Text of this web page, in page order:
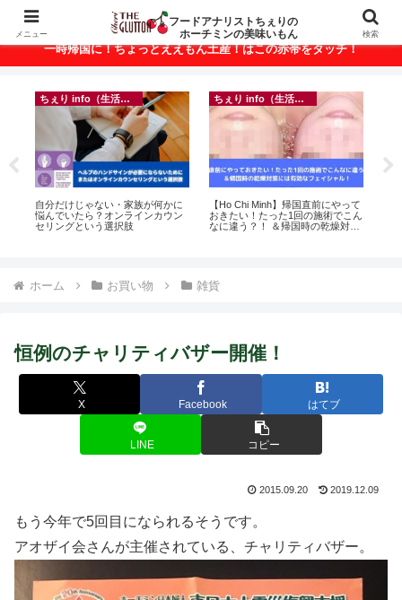
ベトナム・ホーチミンの美味いもんが満載！
一時帰国に！ちょっとええもん土産！はこの赤帯をタッチ！
ちぇり info（生活情報）
自分だけじゃない・家族が何かに
悩んでいたら？オンラインカウン
セリングという選択肢
ちぇり info（生活情報）
【Ho Chi Minh】帰国直前にやって
おきたい！たった1回の施術でこん
なに違う？！ ＆帰国時の乾燥対策
ホーム お買い物 雑貨
恒例のチャリティバザー開催！
X Facebook はてブ
LINE コピー
2015.09.20 2019.12.09
もう今年で5回目になられるそうです。
アオザイ会さんが主催されている、チャリティバザー。
メニュー
フードアナリストちぇりの
ホーチミンの美味いもん
検索